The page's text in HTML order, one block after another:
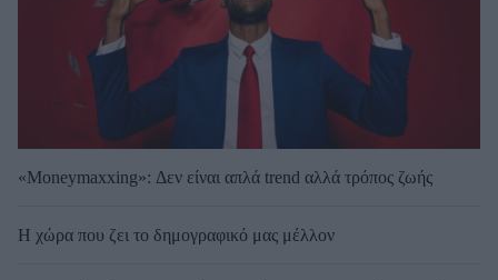
«Moneymaxxing»: Δεν είναι απλά trend αλλά τρόπος ζωής
Η χώρα που ζει το δημογραφικό μας μέλλον